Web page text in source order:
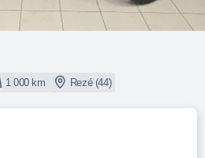
1 000 km Rezé (44)